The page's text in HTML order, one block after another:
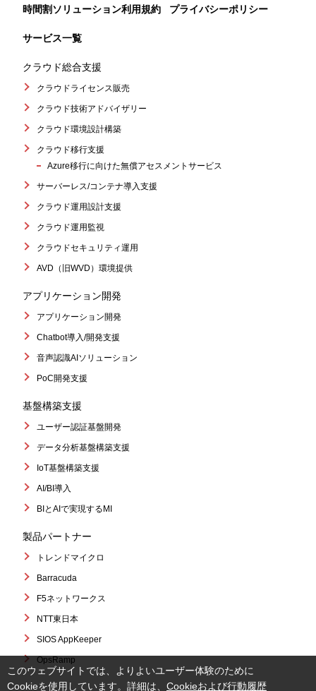
時間割ソリューション利用規約 プライバシーポリシー
サービス一覧
クラウド総合支援
クラウドライセンス販売
クラウド技術アドバイザリー
クラウド環境設計構築
クラウド移行支援
Azure移行に向けた無償アセスメントサービス
サーバーレス/コンテナ導入支援
クラウド運用設計支援
クラウド運用監視
クラウドセキュリティ運用
AVD（旧WVD）環境提供
アプリケーション開発
アプリケーション開発
Chatbot導入/開発支援
音声認識AIソリューション
PoC開発支援
基盤構築支援
ユーザー認証基盤開発
データ分析基盤構築支援
IoT基盤構築支援
AI/BI導入
BIとAIで実現するMI
製品パートナー
トレンドマイクロ
Barracuda
F5ネットワークス
NTT東日本
SIOS AppKeeper
OpsRamp
このウェブサイトでは、よりよいユーザー体験のために
Cookieを使用しています。詳細は、 Cookieおよび行動履歴